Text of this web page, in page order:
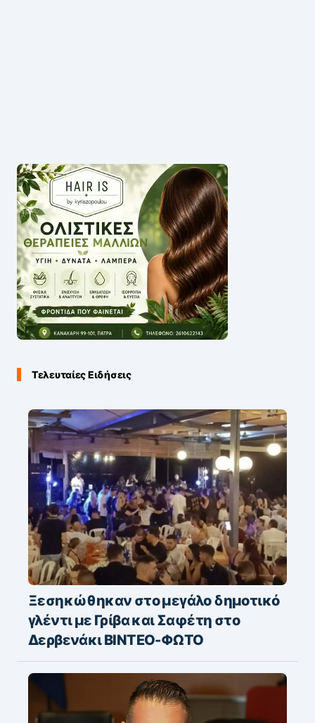
Τελευταίες Ειδήσεις
Ξεσηκώθηκαν στο μεγάλο δημοτικό
γλέντι με Γρίβα και Σαφέτη στο
Δερβενάκι ΒΙΝΤΕΟ-ΦΩΤΟ